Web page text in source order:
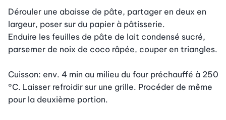
Dérouler une abaisse de pâte, partager en deux en
largeur, poser sur du papier à pâtisserie.
Enduire les feuilles de pâte de lait condensé sucré,
parsemer de noix de coco râpée, couper en triangles.
Cuisson: env. 4 min au milieu du four préchauffé à 250
°C. Laisser refroidir sur une grille. Procéder de même
pour la deuxième portion.